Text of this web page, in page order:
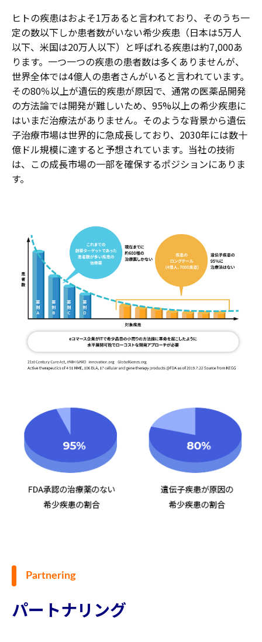
ヒトの疾患はおよそ1万あると言われており、そのうち一
定の数以下しか患者数がいない希少疾患（日本は5万人
以下、米国は20万人以下）と呼ばれる疾患は約7,000あ
ります。一つ一つの疾患の患者数は多くありませんが、
世界全体では4億人の患者さんがいると言われています。
その80％以上が遺伝的疾患が原因で、通常の医薬品開発
の方法論では開発が難しいため、95%以上の希少疾患に
はいまだ治療法がありません。そのような背景から遺伝
子治療市場は世界的に急成長しており、2030年には数十
億ドル規模に達すると予想されています。当社の技術
は、この成長市場の一部を確保するポジションにありま
す。
Partnering
パートナリング